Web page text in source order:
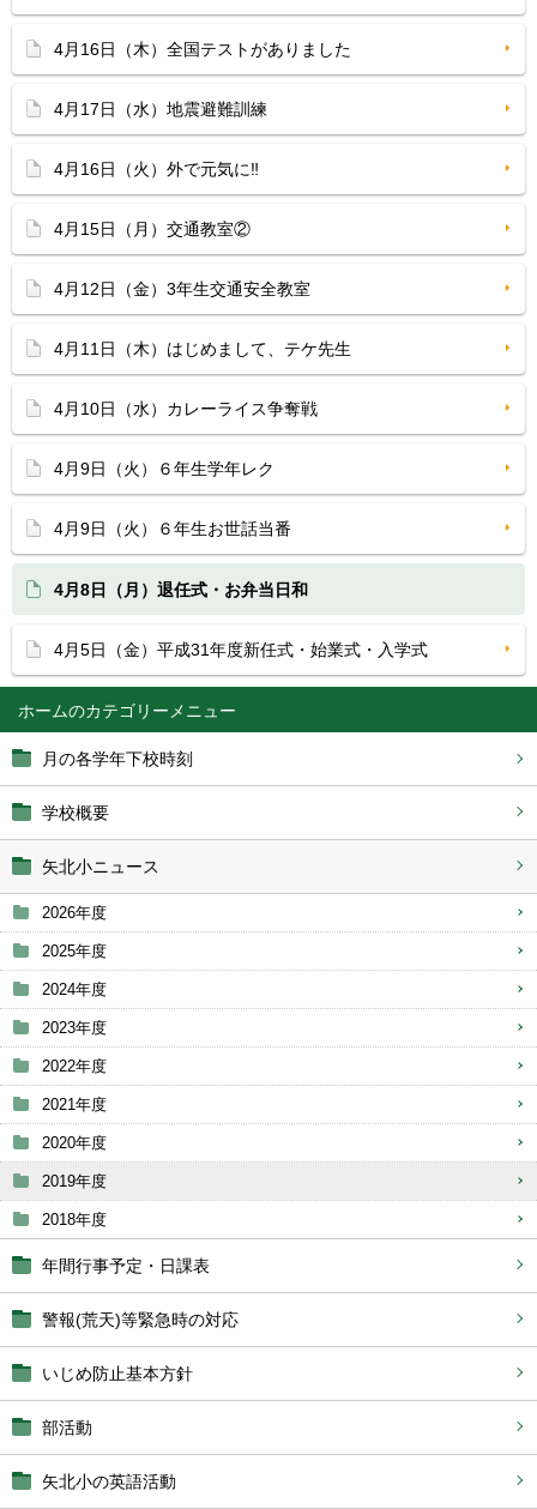
ホーム
月の各学年下校時刻
学校概要
矢北小ニュース
2026年度
2025年度
2024年度
2023年度
2022年度
2021年度
2020年度
2019年度
2018年度
年間行事予定・日課表
警報(荒天)等緊急時の対応
いじめ防止基本方針
部活動
矢北小の英語活動
4月16日（木）全国テストがありました
4月17日（水）地震避難訓練
4月16日（火）外で元気に‼
4月15日（月）交通教室②
4月12日（金）3年生交通安全教室
4月11日（木）はじめまして、テケ先生
4月10日（水）カレーライス争奪戦
4月9日（火）６年生学年レク
4月9日（火）６年生お世話当番
4月8日（月）退任式・お弁当日和
4月5日（金）平成31年度新任式・始業式・入学式